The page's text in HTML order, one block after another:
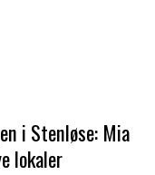
i Stenløse: Mia
lokaler